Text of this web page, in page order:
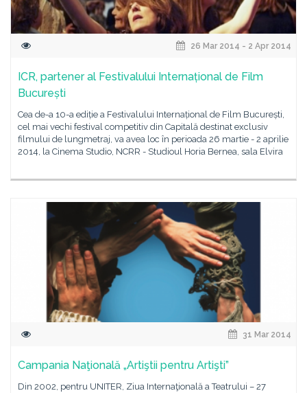
26 Mar 2014 - 2 Apr 2014
ICR, partener al Festivalului Internațional de Film
București
Cea de-a 10-a ediție a Festivalului Internațional de Film București,
cel mai vechi festival competitiv din Capitală destinat exclusiv
filmului de lungmetraj, va avea loc în perioada 26 martie - 2 aprilie
2014, la Cinema Studio, NCRR - Studioul Horia Bernea, sala Elvira
31 Mar 2014
Campania Naţională „Artiştii pentru Artişti”
Din 2002, pentru UNITER, Ziua Internaţională a Teatrului – 27